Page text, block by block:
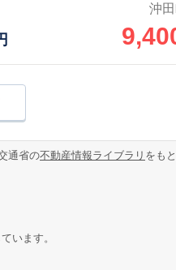
沖
通省の不動産情報ライブラリ をも
います。